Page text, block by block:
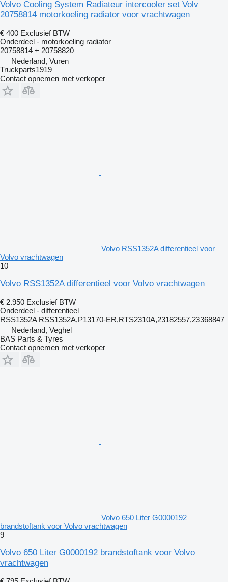
Volvo Cooling System Radiateur intercooler set Volv
20758814 motorkoeling radiator voor vrachtwagen
€ 400 Exclusief BTW
Onderdeel - motorkoeling radiator
20758814 + 20758820
Nederland, Vuren
Truckparts1919
Contact opnemen met verkoper
Volvo RSS1352A differentieel voor
Volvo vrachtwagen
10
Volvo RSS1352A differentieel voor Volvo vrachtwagen
€ 2.950 Exclusief BTW
Onderdeel - differentieel
RSS1352A RSS1352A,P13170-ER,RTS2310A,23182557,23368847
Nederland, Veghel
BAS Parts & Tyres
Contact opnemen met verkoper
Volvo 650 Liter G0000192
brandstoftank voor Volvo vrachtwagen
9
Volvo 650 Liter G0000192 brandstoftank voor Volvo
vrachtwagen